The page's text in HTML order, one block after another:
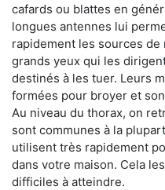
cafards ou blattes en
longues antennes lui
rapidement les sources
grands yeux qui les
destinés à les tuer. Leurs
formées pour broyer et
Au niveau du thorax, on
sont communes à la
utilisent très rapidement
dans votre maison. Cela
difficiles à atteindre.